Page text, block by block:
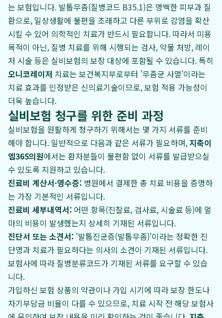
는 보험입니다. 발톱무좀(질병코드 B35.1)은 명백한 피부과 질
환으로, 일상생활에 불편을 초래하고 다른 부위로 감염을 확산
시킬 수 있어 의학적인 치료가 반드시 필요합니다. 따라서 미용
목적이 아닌, 질병 치료를 위해 시행되는 검사, 약물 처방, 레이
저 시술 등은 실비보험의 보장 대상에 포함될 수 있습니다. 특히
오니코레이저 치료는 보건복지부로부터 '무좀균 사멸'이라는
치료 효과를 인정받은 신의료기술이므로, 보험 적용 가능성이
더욱 높습니다.
실비보험 청구를 위한 준비 과정
실비보험을 원활하게 청구하기 위해서는 몇 가지 서류를 준비
해야 합니다. 일반적으로 다음과 같은 서류가 필요하며, 지축이
엠365의원에서는 환자분들이 불편함 없이 서류를 발급받으실
수 있도록 지원하고 있습니다.
진료비 계산서·영수증: 병원에서 결제한 총 치료 비용을 증명하
는 가장 기본적인 서류입니다.
진료비 세부내역서: 어떤 항목(진찰료, 검사료, 시술료 등)에 얼
마의 비용이 발생했는지 상세히 기재된 서류입니다.
진단서 또는 소견서: '발톱진균증(발톱무좀)'이라는 정확한 진
단명과 치료가 필요하다는 의사의 소견이 기재된 서류입니다.
보험사에 따라 질병분류코드가 기재된 서류를 요구할 수 있습
니다.
가입하신 보험 상품의 약관이나 가입 시기에 따라 보장 한도나
자기부담금 비율이 다를 수 있으므로, 치료 시작 전 해당 보험사